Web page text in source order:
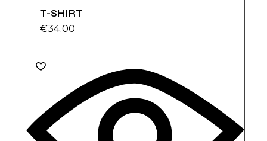
T-SHIRT
€34.00